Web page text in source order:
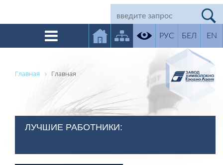
РУС БЕЛ EN
Главная Главная
ЛУЧШИЕ РАБОТНИКИ: